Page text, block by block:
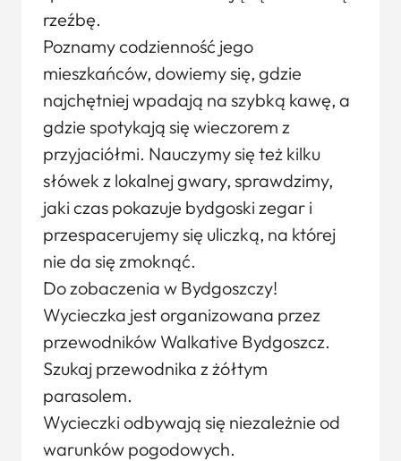
rzeźbę.
Poznamy codzienność jego
mieszkańców, dowiemy się, gdzie
najchętniej wpadają na szybką kawę, a
gdzie spotykają się wieczorem z
przyjaciółmi. Nauczymy się też kilku
słówek z lokalnej gwary, sprawdzimy,
jaki czas pokazuje bydgoski zegar i
przespacerujemy się uliczką, na której
nie da się zmoknąć.
Do zobaczenia w Bydgoszczy!
Wycieczka jest organizowana przez
przewodników Walkative Bydgoszcz.
Szukaj przewodnika z żółtym
parasolem.
Wycieczki odbywają się niezależnie od
warunków pogodowych.